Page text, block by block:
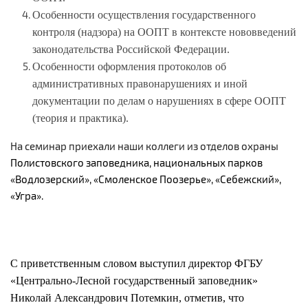
Особенности осуществления государственного
контроля (надзора) на ООПТ в контексте нововведений
законодательства Российской Федерации.
Особенности оформления протоколов об
административных правонарушениях и иной
документации по делам о нарушениях в сфере ООПТ
(теория и практика).
На семинар приехали наши коллеги из отделов охраны
Полистовского заповедника, национальных парков
«Водлозерский», «Смоленское Поозерье», «Себежский»,
«Угра».
С приветственным словом выступил директор ФГБУ
«Центрально-Лесной государственный заповедник»
Николай Александрович Потемкин, отметив, что